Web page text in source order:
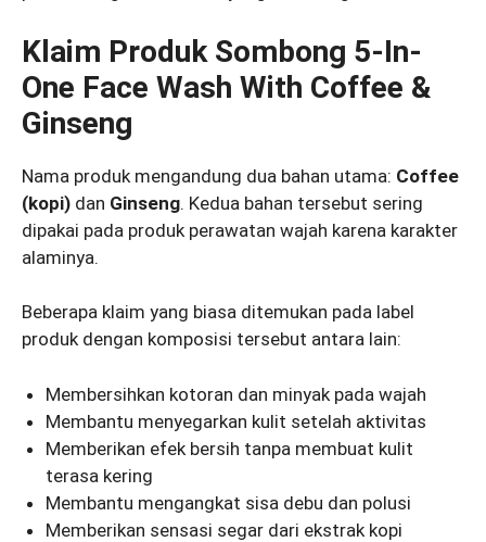
Klaim Produk Sombong 5-In-
One Face Wash With Coffee &
Ginseng
Nama produk mengandung dua bahan utama: Coffee
(kopi) dan Ginseng. Kedua bahan tersebut sering
dipakai pada produk perawatan wajah karena karakter
alaminya.
Beberapa klaim yang biasa ditemukan pada label
produk dengan komposisi tersebut antara lain:
Membersihkan kotoran dan minyak pada wajah
Membantu menyegarkan kulit setelah aktivitas
Memberikan efek bersih tanpa membuat kulit
terasa kering
Membantu mengangkat sisa debu dan polusi
Memberikan sensasi segar dari ekstrak kopi